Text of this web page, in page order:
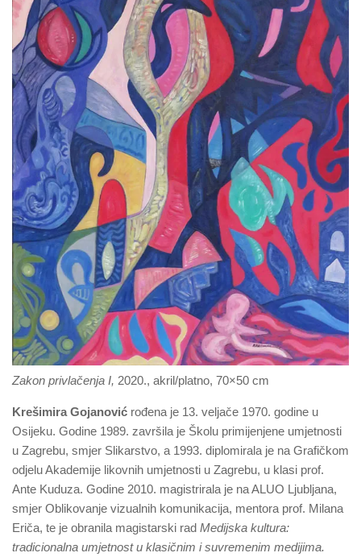
Zakon privlačenja I, 2020., akril/platno, 70×50 cm
Krešimira Gojanović rođena je 13. veljače 1970. godine u
Osijeku. Godine 1989. završila je Školu primijenjene umjetnosti
u Zagrebu, smjer Slikarstvo, a 1993. diplomirala je na Grafičkom
odjelu Akademije likovnih umjetnosti u Zagrebu, u klasi prof.
Ante Kuduza. Godine 2010. magistrirala je na ALUO Ljubljana,
smjer Oblikovanje vizualnih komunikacija, mentora prof. Milana
Eriča, te je obranila magistarski rad Medijska kultura:
tradicionalna umjetnost u klasičnim i suvremenim medijima.